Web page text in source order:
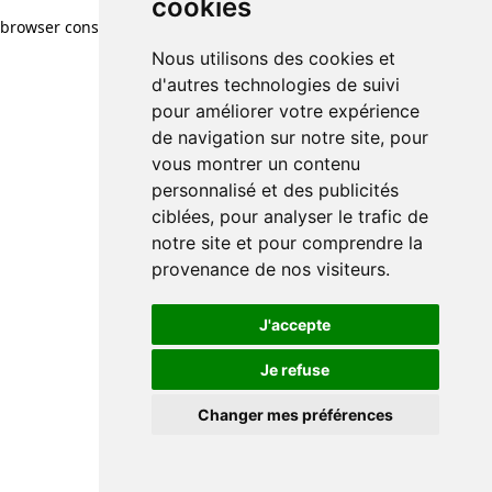
cookies
Nous utilisons des cookies et
d'autres technologies de suivi
pour améliorer votre expérience
de navigation sur notre site, pour
vous montrer un contenu
personnalisé et des publicités
ciblées, pour analyser le trafic de
notre site et pour comprendre la
provenance de nos visiteurs.
J'accepte
Je refuse
Changer mes préférences
browser console for more information)